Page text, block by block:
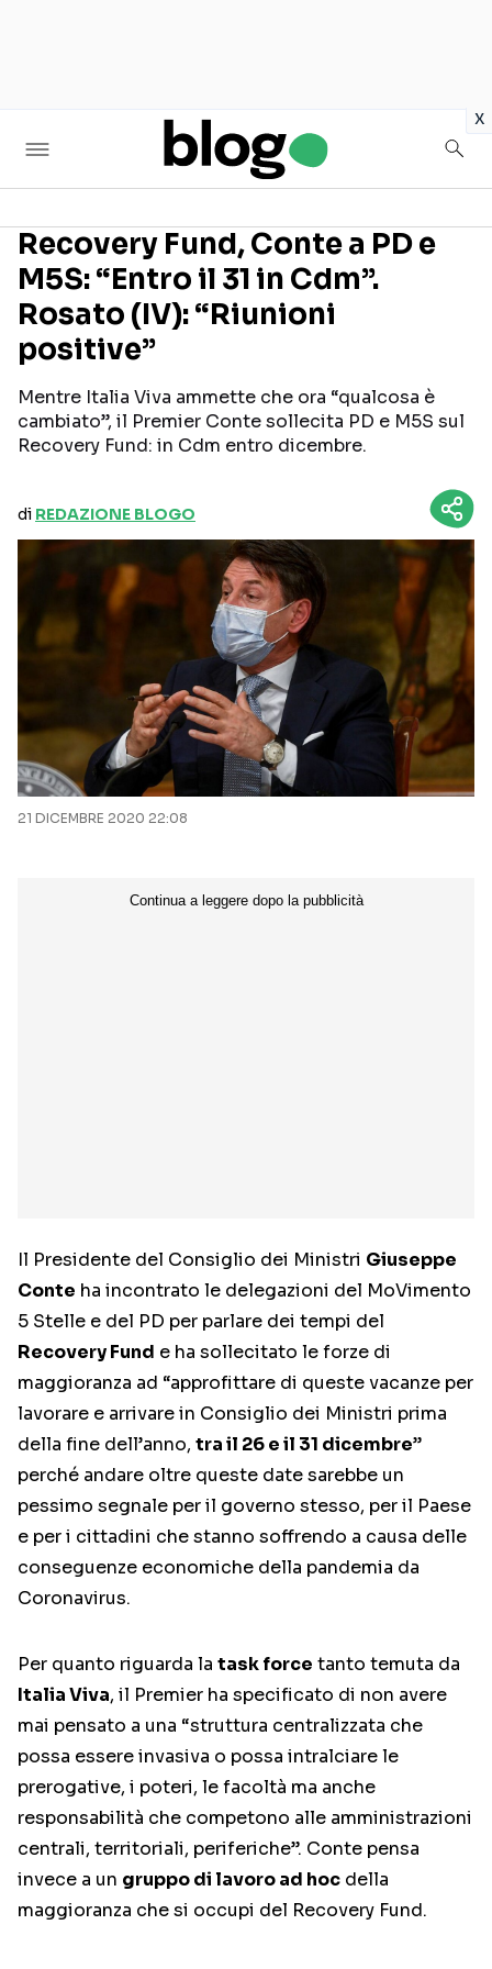
x
Seguici sui social
Recovery Fund, Conte a PD e
M5S: “Entro il 31 in Cdm”.
Rosato (IV): “Riunioni
positive”
Mentre Italia Viva ammette che ora “qualcosa è
cambiato”, il Premier Conte sollecita PD e M5S sul
Recovery Fund: in Cdm entro dicembre.
di REDAZIONE BLOGO
21 DICEMBRE 2020 22:08
Il Presidente del Consiglio dei Ministri Giuseppe
Conte ha incontrato le delegazioni del MoVimento
5 Stelle e del PD per parlare dei tempi del
Recovery Fund e ha sollecitato le forze di
maggioranza ad “approfittare di queste vacanze per
lavorare e arrivare in Consiglio dei Ministri prima
della fine dell’anno, tra il 26 e il 31 dicembre”
perché andare oltre queste date sarebbe un
pessimo segnale per il governo stesso, per il Paese
e per i cittadini che stanno soffrendo a causa delle
conseguenze economiche della pandemia da
Coronavirus.
Per quanto riguarda la task force tanto temuta da
Italia Viva, il Premier ha specificato di non avere
mai pensato a una “struttura centralizzata che
possa essere invasiva o possa intralciare le
prerogative, i poteri, le facoltà ma anche
responsabilità che competono alle amministrazioni
centrali, territoriali, periferiche”. Conte pensa
invece a un gruppo di lavoro ad hoc della
maggioranza che si occupi del Recovery Fund.